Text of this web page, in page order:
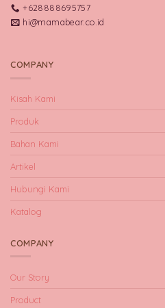
+628888695757
hi@mamabear.co.id
COMPANY
Kisah Kami
Produk
Bahan Kami
Artikel
Hubungi Kami
Katalog
COMPANY
Our Story
Product